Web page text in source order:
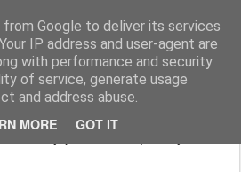
Google to deliver its services
IP address and user-agent are
with performance and security
of service, generate usage
and address abuse.
MORE GOT IT
Ιδιωτικό Δημοτικό Σχολείο "Ι.Μ.ΔΕΛΑΣΑΛ"
μετακινήσεις